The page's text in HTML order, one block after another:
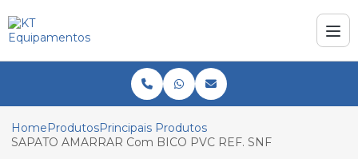
HomeProdutosPrincipais Produtos
SAPATO AMARRAR Com BICO PVC REF. SNF